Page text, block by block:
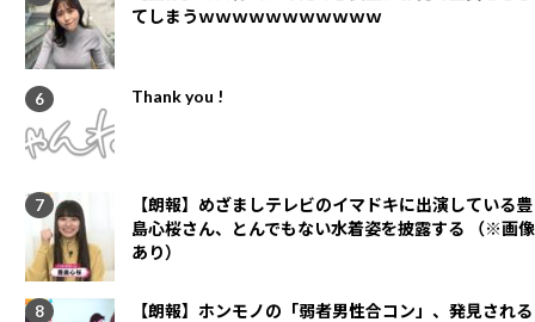
てしまうｗｗｗｗｗｗｗｗｗｗｗ
Thank you !
【朗報】めざましテレビのイマドキに出演している豊
島心桜さん、とんでもない水着姿を披露する （※画像
あり）
【朗報】ホンモノの「弱者男性合コン」、発見される